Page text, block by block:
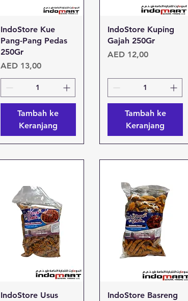
Tampilan Cepat
IndoStore Kue
Pang-Pang Pedas
250Gr
Harga
AED 13,00
Tambah ke
Keranjang
Tampilan Cepat
IndoStore Kuping
Gajah 250Gr
Harga
AED 12,00
Tambah ke
Keranjang
Tampilan Cepat
IndoStore Usus
Tampilan Cepat
IndoStore Basreng